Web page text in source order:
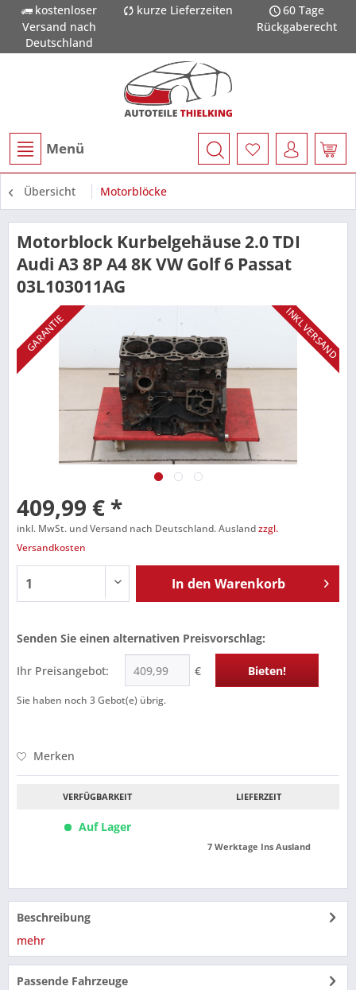
kostenloser
Versand nach
Deutschland
kurze Lieferzeiten
60 Tage
Rückgaberecht
Menü
Übersicht Motorblöcke
Motorblock Kurbelgehäuse 2.0 TDI
Audi A3 8P A4 8K VW Golf 6 Passat
03L103011AG
GARANTIE INKL VERSAND
409,99 € *
inkl. MwSt. und Versand nach Deutschland. Auslandzzgl.
Versandkosten
In den Warenkorb
Senden Sie einen alternativen Preisvorschlag:
Ihr Preisangebot: € Bieten!
Sie haben noch 3Gebot(e) übrig.
Merken
VERFÜGBARKEIT
Auf Lager
LIEFERZEIT
7 Werktage Ins Ausland
Beschreibung
mehr
Passende Fahrzeuge